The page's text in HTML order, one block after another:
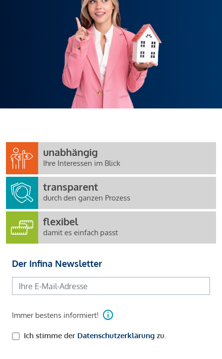
unabhängig
Ihre Interessen im Blick
transparent
durch den ganzen Prozess
flexibel
damit es einfach passt
Der Infina Newsletter
Immer bestens informiert!
Ich stimme der Datenschutzerklärung zu.